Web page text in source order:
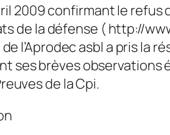
2009 confirmant le refus
de la défense ( http://
l’Aprodec asbl a pris la
brèves observations
de la Cpi.